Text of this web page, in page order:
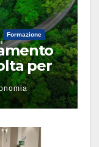
Formazione
per
di